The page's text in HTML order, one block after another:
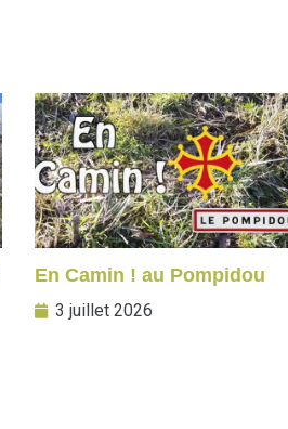
En Camin ! au Pompidou
3 juillet 2026